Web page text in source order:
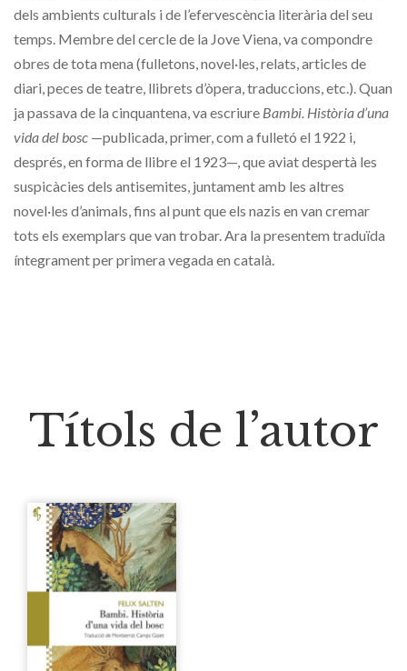
dels ambients culturals i de l’efervescència literària del seu
temps. Membre del cercle de la Jove Viena, va compondre
obres de tota mena (fulletons, novel·les, relats, articles de
diari, peces de teatre, llibrets d’òpera, traduccions, etc.). Quan
ja passava de la cinquantena, va escriure Bambi. Història d’una
vida del bosc —publicada, primer, com a fulletó el 1922 i,
després, en forma de llibre el 1923—, que aviat despertà les
suspicàcies dels antisemites, juntament amb les altres
novel·les d’animals, fins al punt que els nazis en van cremar
tots els exemplars que van trobar. Ara la presentem traduïda
íntegrament per primera vegada en català.
Títols de l’autor